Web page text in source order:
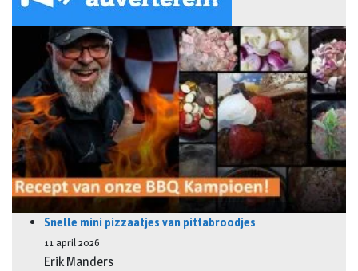
Snelle mini pizzaatjes van pittabroodjes
11 april 2026
Erik Manders